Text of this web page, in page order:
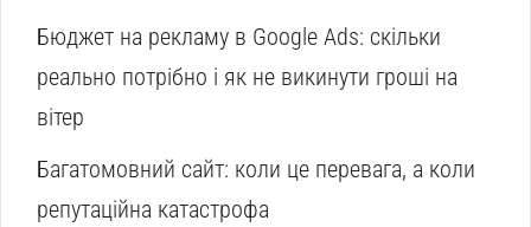
Бюджет на рекламу в Google Ads: скільки
реально потрібно і як не викинути гроші на
вітер
Багатомовний сайт: коли це перевага, а коли
репутаційна катастрофа